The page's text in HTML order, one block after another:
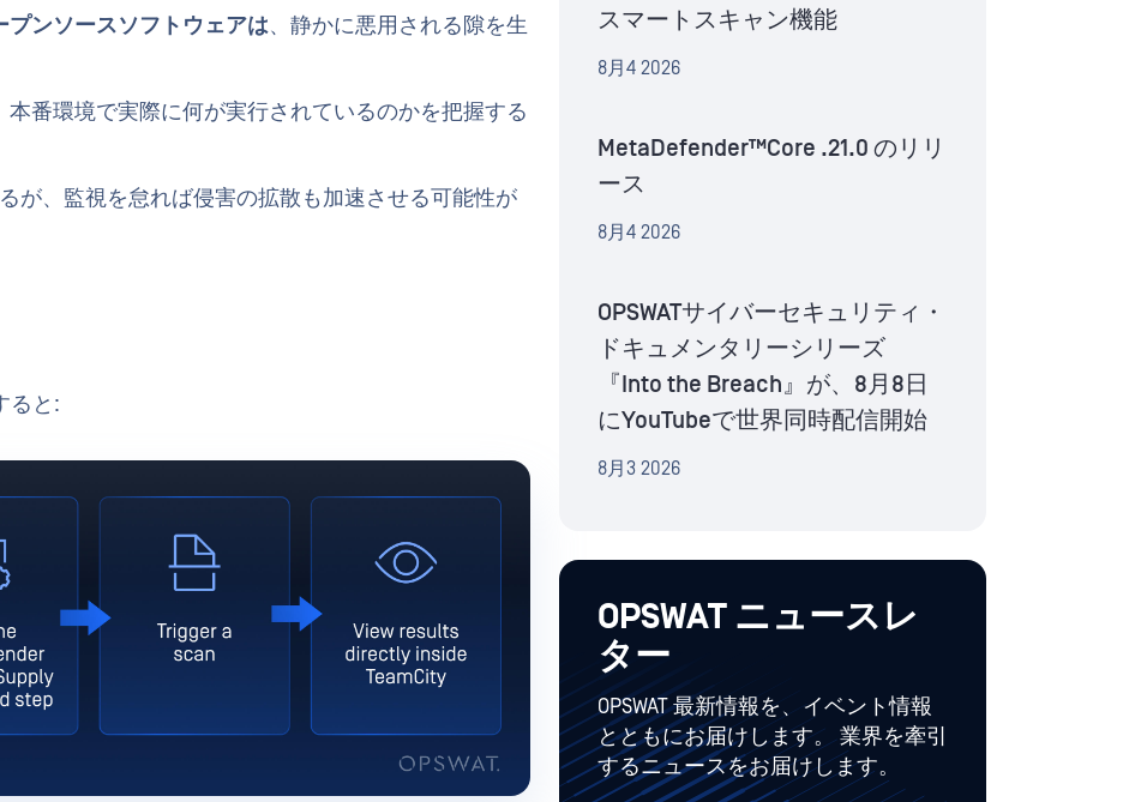
ンソースソフトウェアは、静かに悪用される隙を生
本番環境で実際に何が実行されているのかを把握する
が、監視を怠れば侵害の拡散も加速させる可能性が
ると:
スマートスキャン機能
8月4 2026
MetaDefender™Core .21.0 のリリ
ース
8月4 2026
OPSWATサイバーセキュリティ・
ドキュメンタリーシリーズ
『Into the Breach』が、8月8日
にYouTubeで世界同時配信開始
8月3 2026
OPSWAT ニュースレ
ター
OPSWAT 最新情報を、イベント情報
とともにお届けします。 業界を牽引
するニュースをお届けします。